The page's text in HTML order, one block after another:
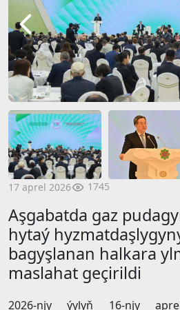
17 aprel 2026 1745
Aşgabatda gaz
hytaý
bagyşlanan halkara
maslahat geçirildi
2026-njy ýylyň 16-njy